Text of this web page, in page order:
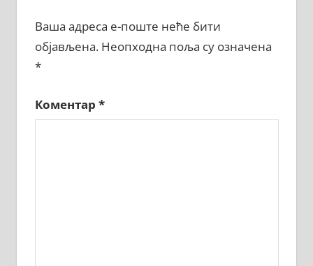
Ваша адреса е-поште неће бити
објављена. Неопходна поља су означена
*
Коментар *